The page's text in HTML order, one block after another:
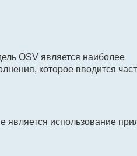
OSV является наиболее
которое вводится
использование